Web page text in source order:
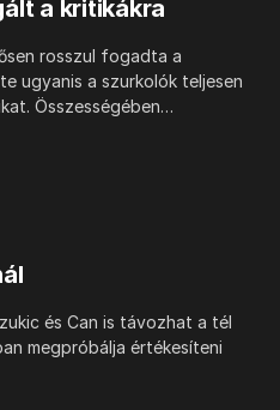
a kritikákra
rosszul fogadta a
ugyanis a szurkolók teljesen
Összességében…
és Can is távozhat a tél
megpróbálja értékesíteni